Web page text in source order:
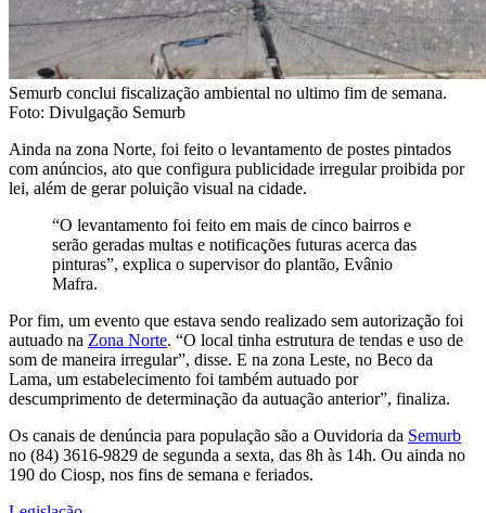
Semurb conclui fiscalização ambiental no ultimo fim de semana.
Foto: Divulgação Semurb
Ainda na zona Norte, foi feito o levantamento de postes pintados
com anúncios, ato que configura publicidade irregular proibida por
lei, além de gerar poluição visual na cidade.
“O levantamento foi feito em mais de cinco bairros e
serão geradas multas e notificações futuras acerca das
pinturas”, explica o supervisor do plantão, Evânio
Mafra.
Por fim, um evento que estava sendo realizado sem autorização foi
autuado na Zona Norte. “O local tinha estrutura de tendas e uso de
som de maneira irregular”, disse. E na zona Leste, no Beco da
Lama, um estabelecimento foi também autuado por
descumprimento de determinação da autuação anterior”, finaliza.
Os canais de denúncia para população são a Ouvidoria da Semurb
no (84) 3616-9829 de segunda a sexta, das 8h às 14h. Ou ainda no
190 do Ciosp, nos fins de semana e feriados.